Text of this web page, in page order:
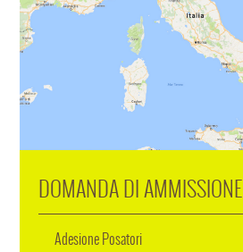
DOMANDA DI AMMISSIONE
Adesione Posatori